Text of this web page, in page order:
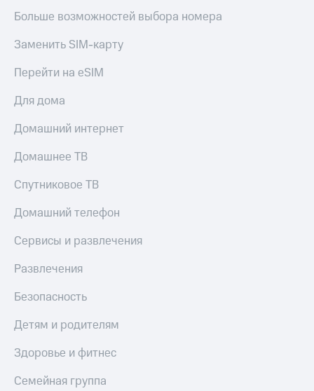
Больше возможностей выбора номера
Заменить SIM-карту
Перейти на eSIM
Для дома
Домашний интернет
Домашнее ТВ
Спутниковое ТВ
Домашний телефон
Сервисы и развлечения
Развлечения
Безопасность
Детям и родителям
Здоровье и фитнес
Семейная группа